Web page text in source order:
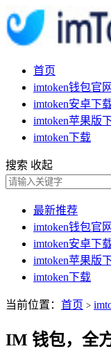
首页
imtoken钱包官
imtoken安卓下
imtoken苹果版
imtoken下载
搜索 收起
最新推荐
imtoken钱包官
imtoken安卓下
imtoken苹果版
imtoken下载
当前位置： 首页 >
IM 钱包，全